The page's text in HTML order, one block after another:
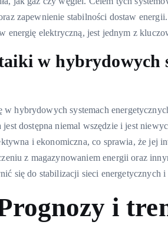
zapewnienie stabilności dostaw
w energię elektryczną, jest jednym z
w hybrydowych
hybrydowych systemach
jest dostępna niemal wszędzie i jest
i ekonomiczna, co sprawia, że jej
z magazynowaniem energii oraz
się do stabilizacji sieci energetycznych
i